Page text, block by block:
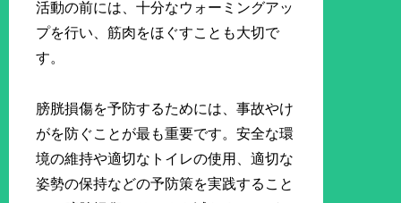
活動の前には、十分なウォーミングアッ
プを行い、筋肉をほぐすことも大切で
す。
膀胱損傷を予防するためには、事故やけ
がを防ぐことが最も重要です。安全な環
境の維持や適切なトイレの使用、適切な
姿勢の保持などの予防策を実践すること